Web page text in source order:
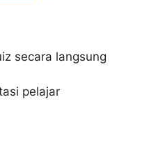
secara langsung
pelajar